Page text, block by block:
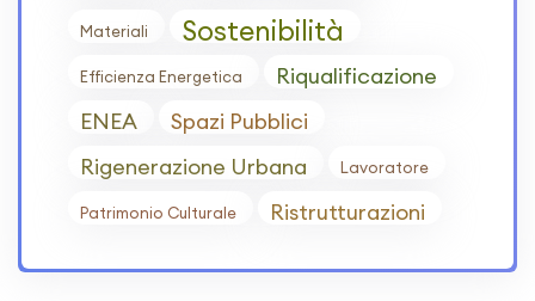
Materiali Sostenibilità
Efficienza Energetica
Riqualificazione
ENEA
Spazi Pubblici
Rigenerazione Urbana
Lavoratore
Patrimonio Culturale Ristrutturazioni